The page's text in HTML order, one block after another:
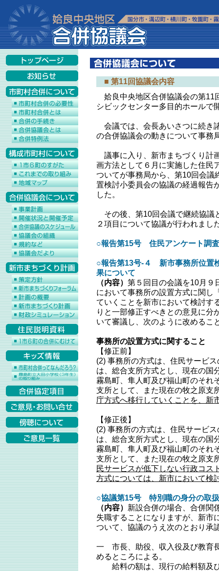
■ 第11回協議会内容
姶良中央地区合併協議会の第11
シビックセンター多目的ホールで
会議では、会長あいさつに続き
の合併協議会の動きについて事務
議事に入り、新市まちづくり計
画方法として６月に実施した住民
ついてが事務局から、第10回会議
置検討小委員会の協議の経過報告
した。
その後、第10回会議で継続協議
２項目について協議が行われまし
○報告第15号 住民アンケート調
○報告第13号‐４ 新市事務所位置
果について
（内容） 第５回目の会議を10月９
において事務所の設置方式に関し
ていくことを新市において検討す
りと一部修正すべきとの意見に分
いて審議し、次のように改めるこ
事務所の設置方式に関すること
【修正前】
(2) 事務所の方式は、住民サービ
は、総合支所方式とし、現在の国
霧島町、隼人町及び福山町のそれ
支所として、また現在の牧之原支
庁方式へ移行していくことを、新
【修正後】
(2) 事務所の方式は、住民サービ
は、総合支所方式とし、現在の国
霧島町、隼人町及び福山町のそれ
支所として、また現在の牧之原支
民サービスが低下しない行政コス
方式については、新市において検
○協議第15号 特別職の身分の取
（内容） 新設合併の場合、合併関
失職することになりますが、新市
ついて、協議のうえ次のとおり承
一 市長、助役、収入役及び教育
めるところによる。
給料の額は、現行の給料額及